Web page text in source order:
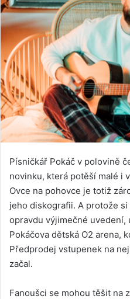
Písničkář Pokáč v polovině
novinku, která potěší malé i
Ovce na pohovce je totiž
jeho diskografii. A protože
opravdu výjimečné uvedení,
Pokáčova dětská O2 arena,
Předprodej vstupenek na
začal.
Fanoušci se mohou těšit na